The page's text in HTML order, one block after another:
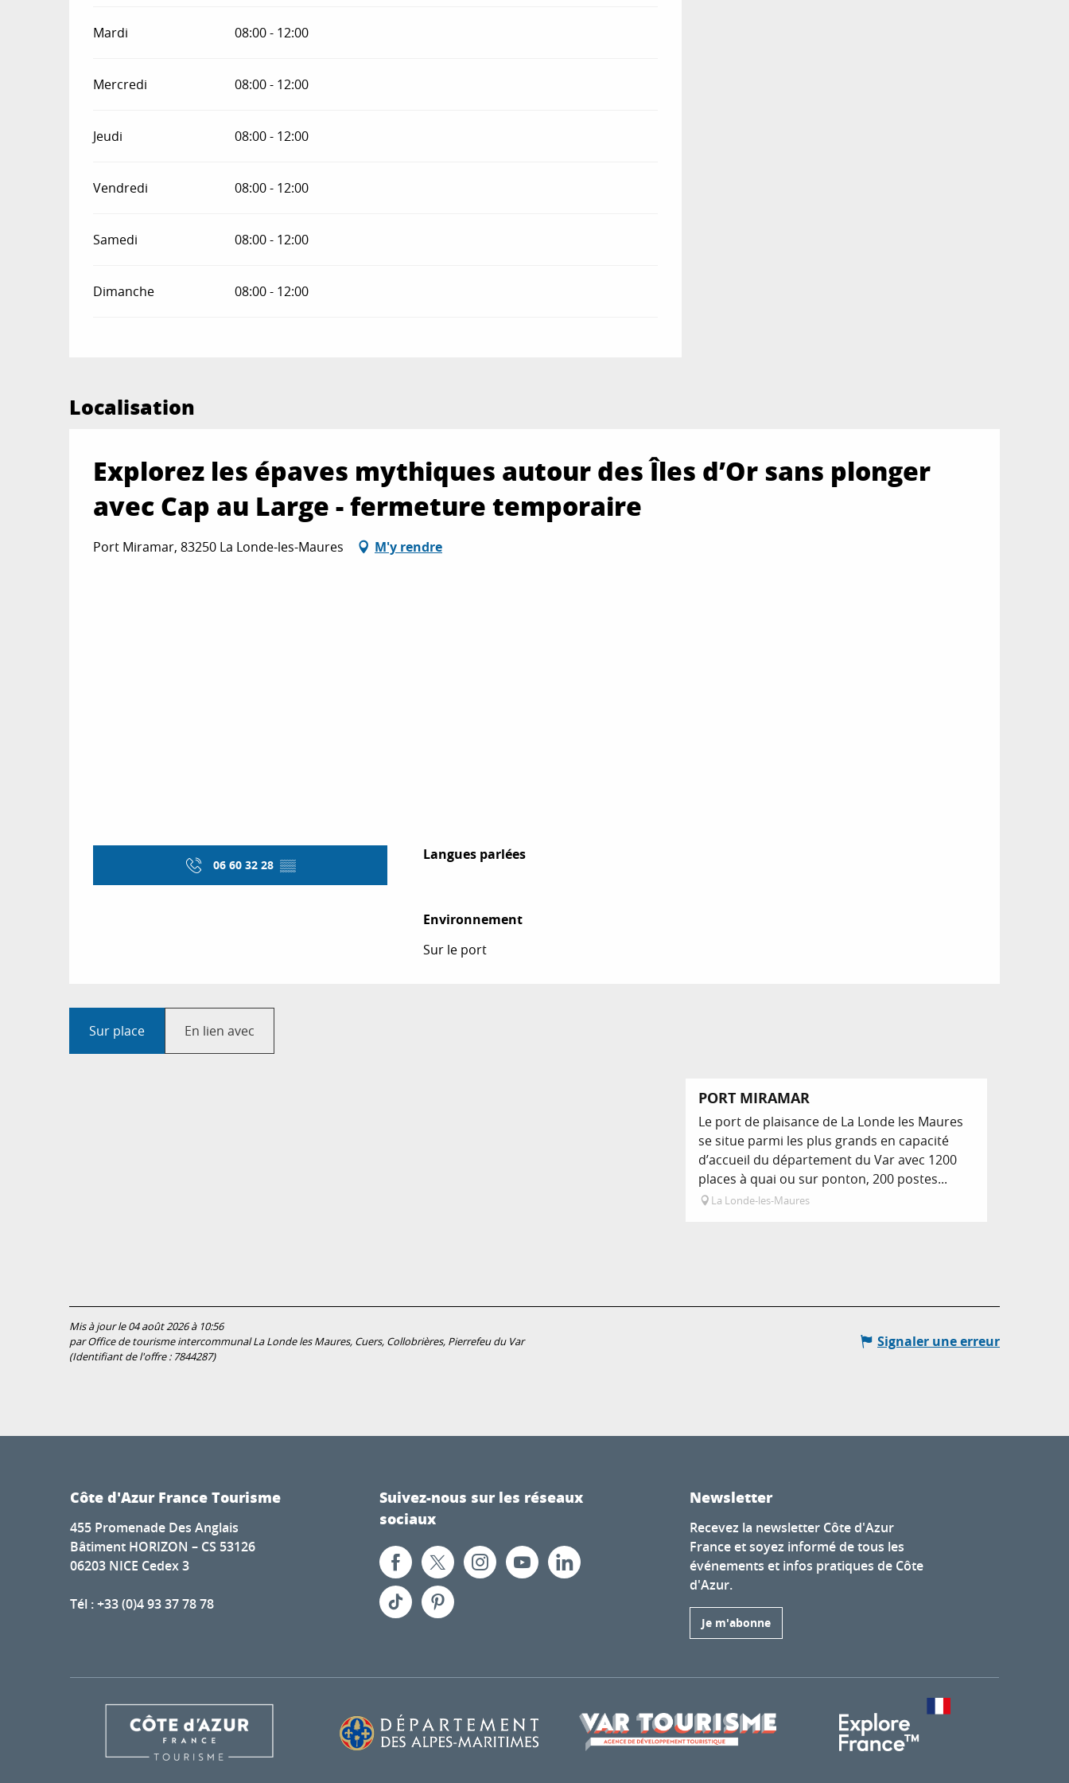
Mardi 08:00 - 12:00
Mercredi 08:00 - 12:00
Jeudi 08:00 - 12:00
Vendredi 08:00 - 12:00
Samedi 08:00 - 12:00
Dimanche 08:00 - 12:00
Localisation
Explorez les épaves mythiques autour des Îles d’Or sans plonger
avec Cap au Large - fermeture temporaire
Port Miramar, 83250 La Londe-les-Maures M'y rendre
06 60 32 28 ▒▒
Langues parlées
Langues parlées
Environnement
Environnement
Sur le port
Sur place En lien avec
PORT MIRAMAR
Le port de plaisance de La Londe les Maures
se situe parmi les plus grands en capacité
d’accueil du département du Var avec 1200
places à quai ou sur ponton, 200 postes...
La Londe-les-Maures
Mis à jour le 04 août 2026 à 10:56
par Office de tourisme intercommunal La Londe les Maures, Cuers, Collobrières, Pierrefeu du Var
(Identifiant de l'offre : 7844287)
Signaler une erreur
Côte d'Azur France Tourisme
455 Promenade Des Anglais
Bâtiment HORIZON – CS 53126
06203 NICE Cedex 3
Tél : +33 (0)4 93 37 78 78
Suivez-nous sur les réseaux
sociaux
Newsletter
Recevez la newsletter Côte d'Azur
France et soyez informé de tous les
événements et infos pratiques de Côte
d'Azur.
Je m'abonne